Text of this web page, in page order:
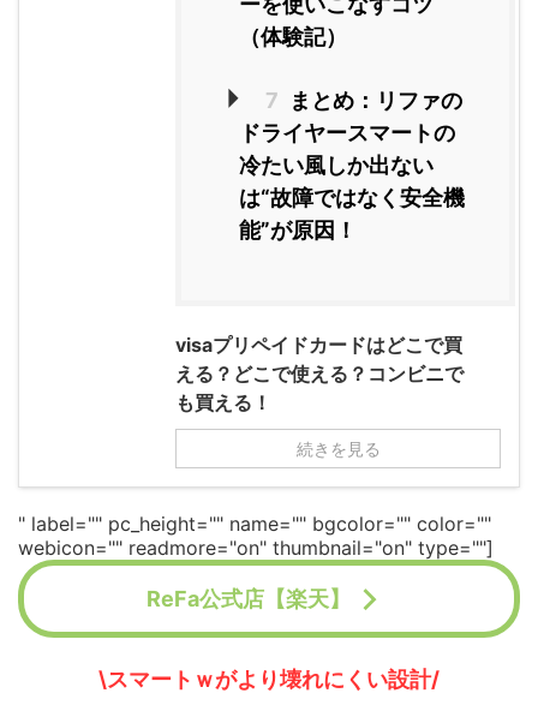
（体験記）
7
まとめ：リファの
ドライヤースマートの
冷たい風しか出ない
は“故障ではなく安全機
能”が原因！
visaプリペイドカードはどこで買
える？どこで使える？コンビニで
も買える！
続きを見る
" label="" pc_height="" name="" bgcolor="" color=""
webicon="" readmore="on" thumbnail="on" type=""]
ReFa公式店【楽天】
\スマートｗがより壊れにくい設計/